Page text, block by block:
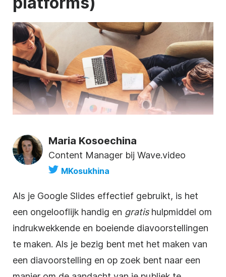
Maria Kosoechina
Content Manager bij Wave.video
MKosukhina
Als je Google Slides effectief gebruikt, is het
een ongelooflijk handig en gratishulpmiddel om
indrukwekkende en boeiende diavoorstellingen
te maken. Als je bezig bent met het maken van
een diavoorstelling en op zoek bent naar een